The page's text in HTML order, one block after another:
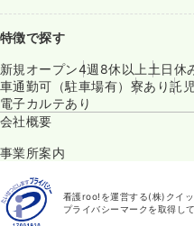
特徴で探す
新規オープン4週8休以上 土日休
車通勤可（駐車場有） 寮あり託
電子カルテあり
会社概要
事業所案内
看護roo!を運営する(株)クイ
プライバシーマークを取得して